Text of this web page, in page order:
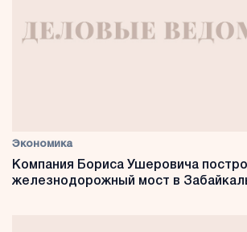
Экономика
Компания Бориса Ушеровича
железнодорожный мост в